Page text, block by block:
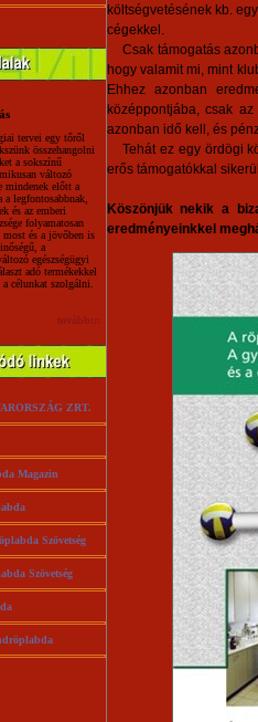
tervei egy tőről
összehangolni
a sokszínű
változó
mindenek előtt a
legfontosabbnak,
és az emberi
folyamatosan
és a jövőben is
a
egészségügyi
adó termékekkel
célunkat szolgálni.
tovább:::
ZRT.
Magazin
Szövetség
Szövetség
költségvetésének kb.
cégekkel.
Csak támogatás
hogy valamit mi, mint
Ehhez azonban
középpontjába, csak
azonban idő kell, és
Tehát ez egy ördögi
erős támogatókkal
Köszönjük nekik a
eredményeinkkel